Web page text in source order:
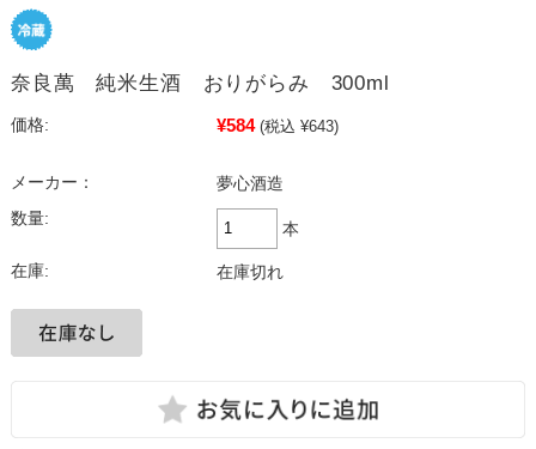
奈良萬 純米生酒 おりがらみ 300ml
価格: ¥584 (税込 ¥643)
メーカー：
夢心酒造
数量:
本
在庫: 在庫切れ